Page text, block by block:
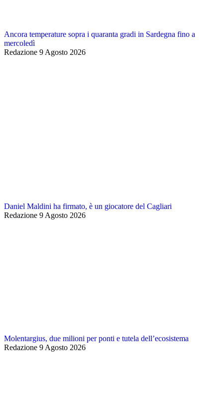
Ancora temperature sopra i quaranta gradi in Sardegna fino a
mercoledì
Redazione 9 Agosto 2026
Daniel Maldini ha firmato, è un giocatore del Cagliari
Redazione 9 Agosto 2026
Molentargius, due milioni per ponti e tutela dell’ecosistema
Redazione 9 Agosto 2026